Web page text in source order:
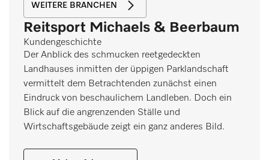
WEITERE BRANCHEN
Reitsport Michaels & Beerbaum
Kundengeschichte
Der Anblick des schmucken reetgedeckten
Landhauses inmitten der üppigen Parklandschaft
vermittelt dem Betrachtenden zunächst einen
Eindruck von beschaulichem Landleben. Doch ein
Blick auf die angrenzenden Ställe und
Wirtschaftsgebäude zeigt ein ganz anderes Bild.